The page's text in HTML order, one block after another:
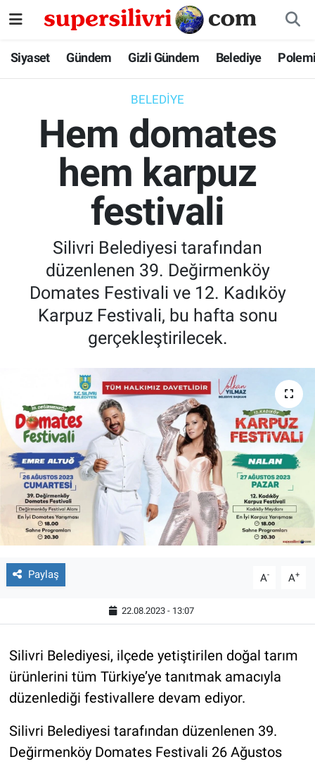
Siyaset Gündem Gizli Gündem Belediye
BELEDIYE
Hem domates
hem karpuz
festivali
Silivri Belediyesi tarafından
düzenlenen 39. Değirmenköy
Domates Festivali ve 12. Kadıköy
Karpuz Festivali, bu hafta sonu
gerçekleştirilecek.
Paylaş A- A+
22.08.2023 - 13:07
Silivri Belediyesi, ilçede yetiştirilen doğal tarım
ürünlerini tüm Türkiye’ye tanıtmak amacıyla
düzenlediği festivallere devam ediyor.
Silivri Belediyesi tarafından düzenlenen 39.
Değirmenköy Domates Festivali 26 Ağustos
Siyaset
Gizli Gündem
Belediye
İstanbul Nöbetçi Eczaneler
İstanbul Namaz Vakitleri
İstanbul Trafik Yoğunluk Haritası
Süper Lig Puan Durumu ve Fikstür
Son Dakika Haberleri
Haber Arşivi